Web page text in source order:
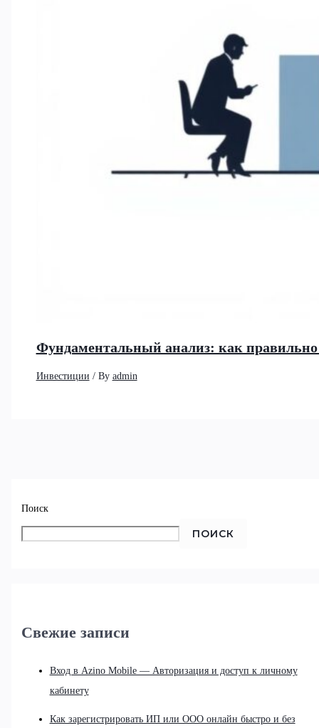
Поиск
ПОИСК
Свежие записи
Вход в Azino Mobile — Авторизация и доступ к личному
кабинету
Как зарегистрировать ИП или ООО онлайн быстро и без
Фундаментальный анализ: как
Инвестиции / By admin